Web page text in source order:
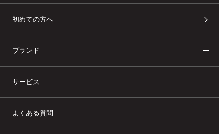
ィア
初めての方へ
ブランド
サービス
よくある質問